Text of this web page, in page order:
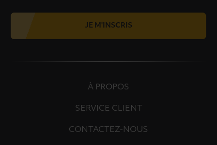
JE M'INSCRIS
À PROPOS
SERVICE CLIENT
CONTACTEZ-NOUS